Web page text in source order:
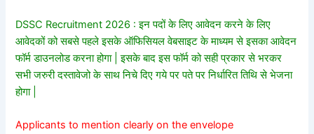
DSSC Recruitment 2026 : इन पदों के लिए आवेदन करने के लिए
आवेदकों को सबसे पहले इसके ऑफिसियल वेबसाइट के माध्यम से इसका आवेदन
फॉर्म डाउनलोड करना होगा | इसके बाद इस फॉर्म को सही प्रकार से भरकर
सभी जरुरी दस्तावेजो के साथ निचे दिए गये पर पते पर निर्धारित तिथि से भेजना
होगा |
Applicants to mention clearly on the envelope